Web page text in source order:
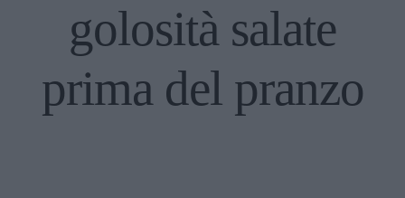
golosità salate
prima del pranzo